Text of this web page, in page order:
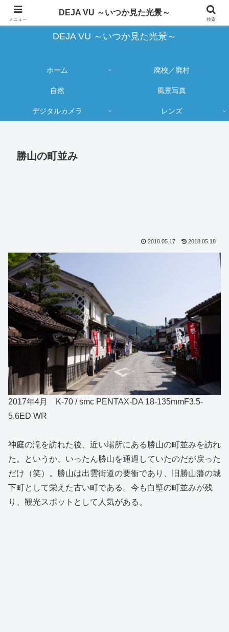
蔵出し写真の大売り出しとカメラ物欲のブログ
DEJA VU ～いつか見た光景～
ホーム 廃校／廃村
自然 風景写真
デジタルカメラ レンズ
勝山の町並み
2018.05.17 2018.05.18
2017年4月 K-70 / smc PENTAX-DA 18-135mmF3.5-
5.6ED WR
神庭の滝を訪れた後、近い場所にある勝山の町並みを訪れ
た。というか、いったん勝山を通過していたのだが戻った
だけ（笑）。勝山は出雲街道の要衝であり、旧勝山藩の城
下町として栄えた古い町である。今も白壁の町並みが残
り、観光スポットとして人気がある。
メニュー
DEJA VU ～いつか見た光景～
検索